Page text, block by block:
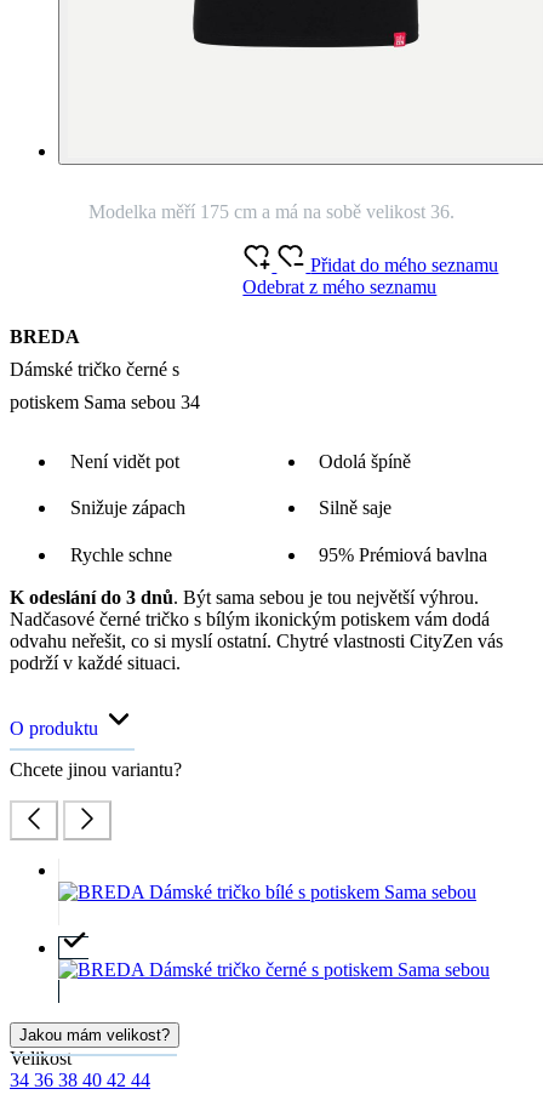
Modelka měří 175 cm a má na sobě velikost 36.
BREDA
Dámské tričko černé s
potiskem Sama sebou 34
Přidat do mého seznamu
Odebrat z mého seznamu
Není vidět pot Odolá špíně
Snižuje zápach Silně saje
Rychle schne 95% Prémiová bavlna
K odeslání do 3 dnů. Být sama sebou je tou největší výhrou.
Nadčasové černé tričko s bílým ikonickým potiskem vám dodá
odvahu neřešit, co si myslí ostatní. Chytré vlastnosti CityZen vás
podrží v každé situaci.
O produktu
Chcete jinou variantu?
Jakou mám velikost?
Velikost
34 36 38 40 42 44